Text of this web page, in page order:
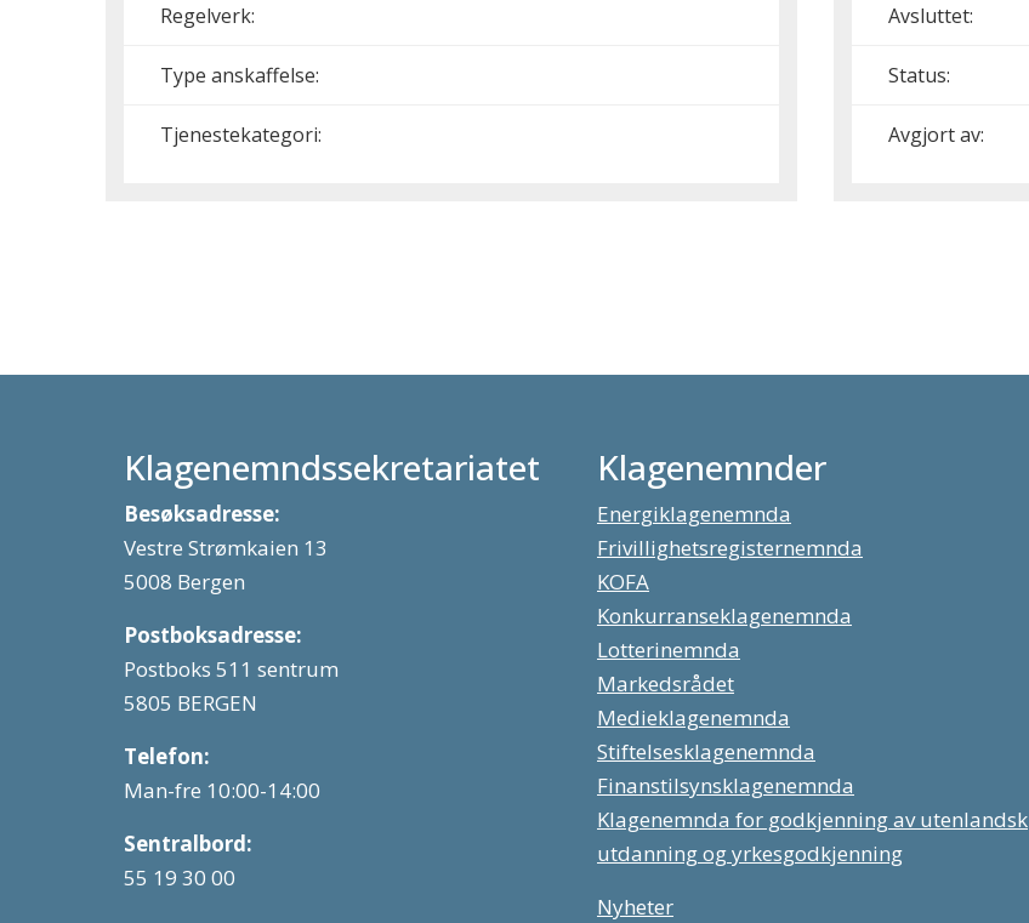
Regelverk:
Type anskaffelse:
Tjenestekategori:
Avsluttet:
Status:
Avgjort av:
Klagenemndssekretariatet
Besøksadresse:
Vestre Strømkaien 13
5008 Bergen
Postboksadresse:
Postboks 511 sentrum
5805 BERGEN
Telefon:
Man-fre 10:00-14:00
Sentralbord:
55 19 30 00
Klagenemnder
Energiklagenemnda
Frivillighetsregisternemnda
KOFA
Konkurranseklagenemnda
Lotterinemnda
Markedsrådet
Medieklagenemnda
Stiftelsesklagenemnda
Finanstilsynsklagenemnda
Klagenemnda for godkjenning av utenlandsk
utdanning og yrkesgodkjenning
Nyheter